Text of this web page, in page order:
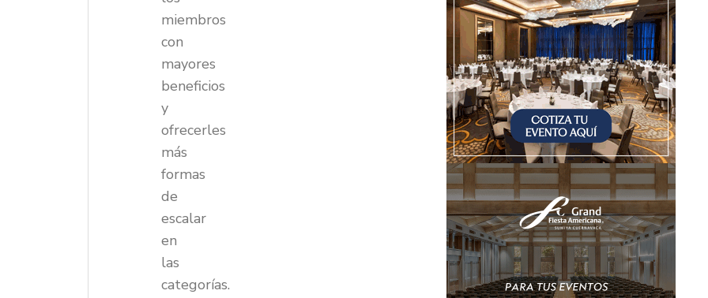
miembros
con
mayores
beneficios
y
ofrecerles
más
formas
de
escalar
en
las
categorías.